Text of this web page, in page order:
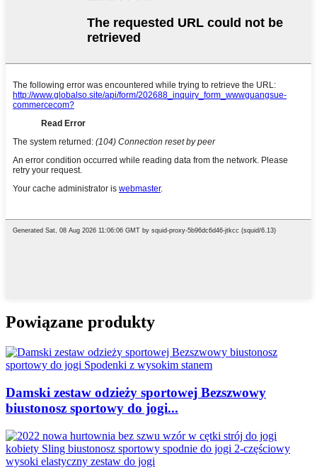
Powiązane produkty
Damski zestaw odzieży sportowej Bezszwowy
biustonosz sportowy do jogi...